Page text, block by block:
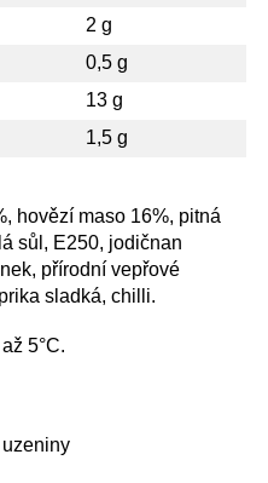
2 g
0,5 g
13 g
1,5 g
hovězí maso 16%, pitná
sůl, E250, jodičnan
přírodní vepřové
sladká, chilli.
5°C.